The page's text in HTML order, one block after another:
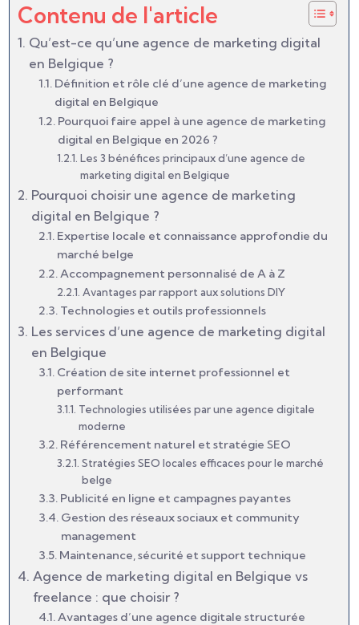
Contenu de l'article
Qu’est-ce qu’une agence de marketing digital
en Belgique ?
Définition et rôle clé d’une agence de marketing
digital en Belgique
Pourquoi faire appel à une agence de marketing
digital en Belgique en 2026 ?
Les 3 bénéfices principaux d’une agence de
marketing digital en Belgique
Pourquoi choisir une agence de marketing
digital en Belgique ?
Expertise locale et connaissance approfondie du
marché belge
Accompagnement personnalisé de A à Z
Avantages par rapport aux solutions DIY
Technologies et outils professionnels
Les services d’une agence de marketing digital
en Belgique
Création de site internet professionnel et
performant
Technologies utilisées par une agence digitale
moderne
Référencement naturel et stratégie SEO
Stratégies SEO locales efficaces pour le marché
belge
Publicité en ligne et campagnes payantes
Gestion des réseaux sociaux et community
management
Maintenance, sécurité et support technique
Agence de marketing digital en Belgique vs
freelance : que choisir ?
Avantages d’une agence digitale structurée